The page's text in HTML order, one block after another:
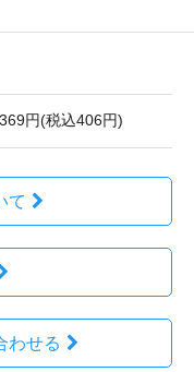
369円(税込406円)
て
わせる